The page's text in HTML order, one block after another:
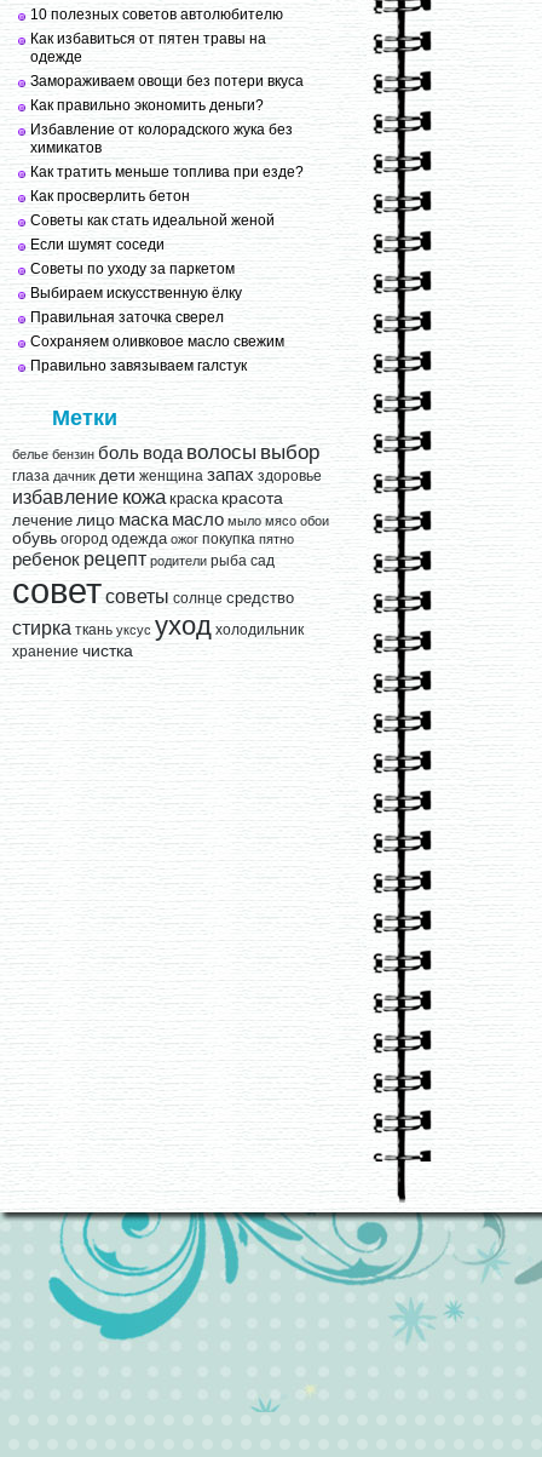
10 полезных советов автолюбителю
Как избавиться от пятен травы на
одежде
Замораживаем овощи без потери вкуса
Как правильно экономить деньги?
Избавление от колорадского жука без
химикатов
Как тратить меньше топлива при езде?
Как просверлить бетон
Советы как стать идеальной женой
Если шумят соседи
Советы по уходу за паркетом
Выбираем искусственную ёлку
Правильная заточка сверел
Сохраняем оливковое масло свежим
Правильно завязываем галстук
Метки
белье бензин боль вода волосы выбор
глаза дачник дети женщина запах здоровье
избавление кожа краска красота
лечение лицо маска масло мыло мясо обои
обувь огород одежда ожог покупка пятно
ребенок рецепт родители рыба сад
советсоветы солнце средство
стирка ткань уксус уход холодильник
хранение чистка